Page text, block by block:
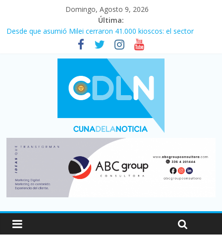
Domingo, Agosto 9, 2026
Última:
La morosidad alcanzó su nivel más alto en dos décadas y ya
afecta a 400 mil deudores en Santa Fe
Desde que asumió Milei cerraron 41.000 kioscos: el sector
denuncia crisis como en 2001
El agro argentino logró un récord histórico de exportaciones en
el primer semestre de 2026
Duelo internacional: Falleció Jorge Messi, el papá de Leo
Central se despertó y selló una victoria con remontada incluida